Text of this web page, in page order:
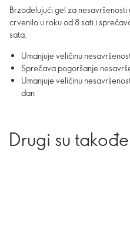
Brzodelujući gel za
crvenilo u roku od 8 sati i
sata.
Umanjuje veličinu
Sprečava pogoršanje
Umanjuje veličinu
dan
Drugi su